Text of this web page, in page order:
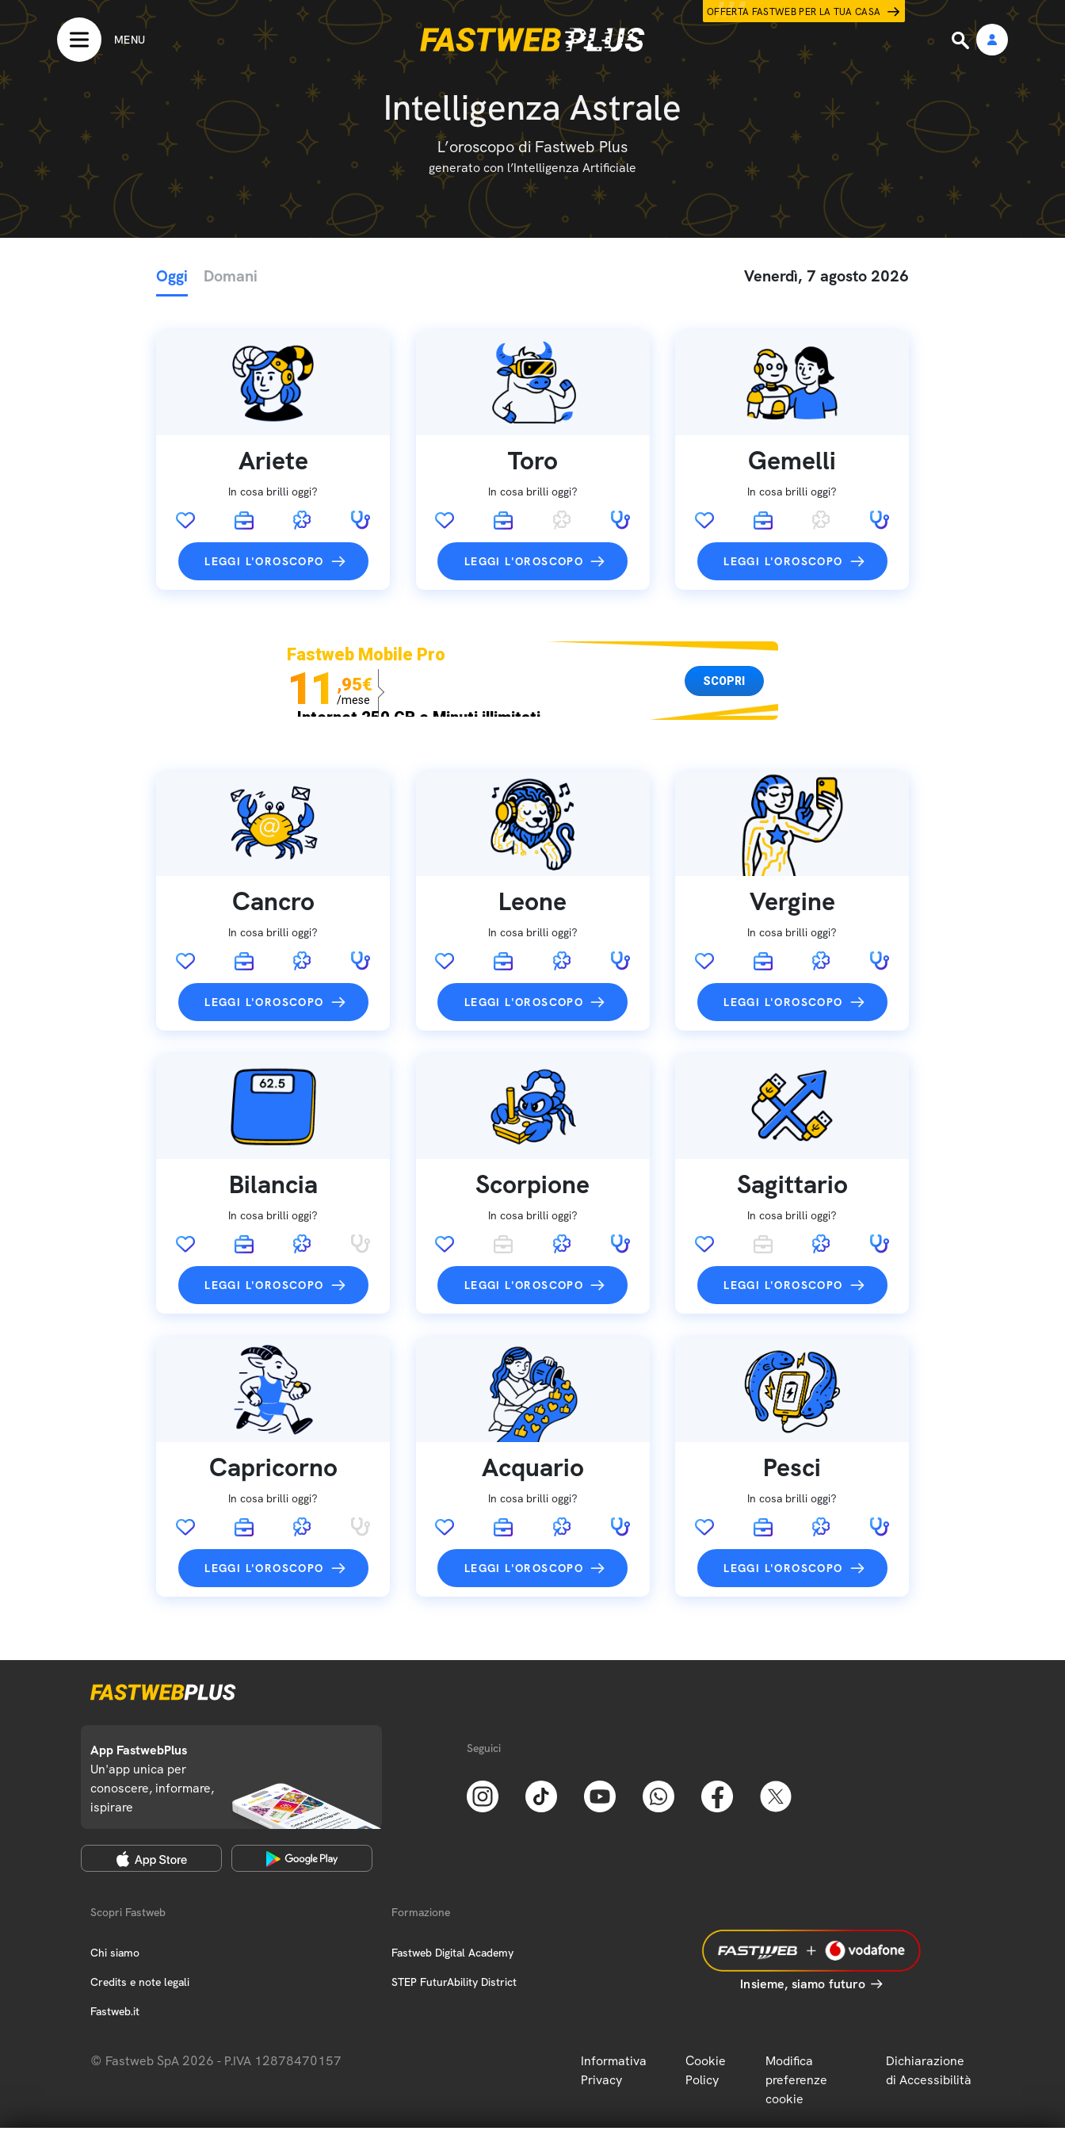
OFFERTA FASTWEB PER LA TUA CASA
MENU
Intelligenza Astrale
L’oroscopo di Fastweb Plus
generato con l’Intelligenza Artificiale
Oggi Domani Venerdì, 7 agosto 2026
Ariete
In cosa brilli oggi?
LEGGI L'OROSCOPO
Toro
In cosa brilli oggi?
LEGGI L'OROSCOPO
Gemelli
In cosa brilli oggi?
LEGGI L'OROSCOPO
Fastweb Mobile Pro
11 ,95€
/mese
Internet 250 GB e Minuti illimitati
SCOPRI
Cancro
In cosa brilli oggi?
LEGGI L'OROSCOPO
Leone
In cosa brilli oggi?
LEGGI L'OROSCOPO
Vergine
In cosa brilli oggi?
LEGGI L'OROSCOPO
Bilancia
In cosa brilli oggi?
LEGGI L'OROSCOPO
Scorpione
In cosa brilli oggi?
LEGGI L'OROSCOPO
Sagittario
In cosa brilli oggi?
LEGGI L'OROSCOPO
Capricorno
In cosa brilli oggi?
LEGGI L'OROSCOPO
Acquario
In cosa brilli oggi?
LEGGI L'OROSCOPO
Pesci
In cosa brilli oggi?
LEGGI L'OROSCOPO
App FastwebPlus
Un'app unica per
conoscere, informare,
ispirare
Seguici
Scopri Fastweb
Chi siamo
Credits e note legali
Fastweb.it
Formazione
Fastweb Digital Academy
STEP FuturAbility District Insieme, siamo futuro
© Fastweb SpA 2026 - P.IVA 12878470157
Informativa
Privacy
Cookie
Policy
Modifica
preferenze
cookie
Dichiarazione
di Accessibilità